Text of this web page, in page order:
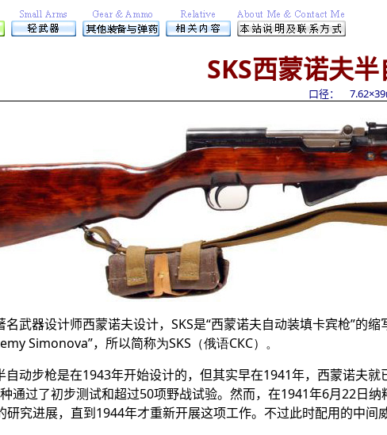
SKS西蒙诺夫
口径：
武器设计师西蒙诺夫设计， SKS是“西蒙诺夫自动装填卡宾枪”的缩
Simonova”，所以简称为SKS（俄语СКС）。
自动步枪是在1943年开始设计的，但其实早在1941年，西蒙诺夫就
通过了初步测试和超过50项野战试验。然而，在1941年6月22日纳
研究进展，直到1944年才重新开展这项工作。不过此时配用的中间